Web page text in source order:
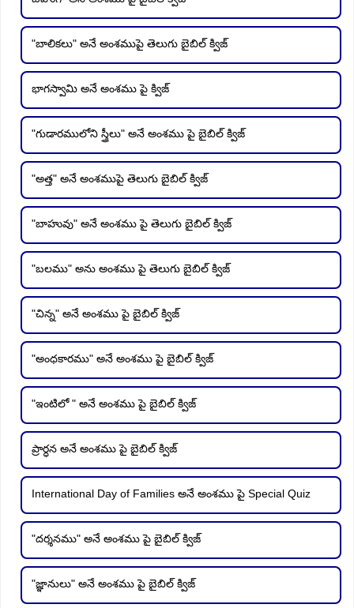
"బాలికలు" అనే అంశముపై తెలుగు బైబిల్ క్విజ్
భాగస్వామి అనే అంశము పై క్విజ్
"గుడారములోని స్త్రీలు" అనే అంశము పై బైబిల్ క్విజ్
"అత్త" అనే అంశముపై తెలుగు బైబిల్ క్విజ్
"బాహువు" అనే అంశము పై తెలుగు బైబిల్ క్విజ్
"బలము" అను అంశము పై తెలుగు బైబిల్ క్విజ్
"చిన్న" అనే అంశము పై బైబిల్ క్విజ్
"అంధకారము" అనే అంశము పై బైబిల్ క్విజ్
"ఇంటిలో " అనే అంశము పై బైబిల్ క్విజ్
ప్రార్ధన అనే అంశము పై బైబిల్ క్విజ్
International Day of Families అనే అంశము పై Special Quiz
"దర్శనము" అనే అంశము పై బైబిల్ క్విజ్
"జ్ఞానులు" అనే అంశము పై బైబిల్ క్విజ్